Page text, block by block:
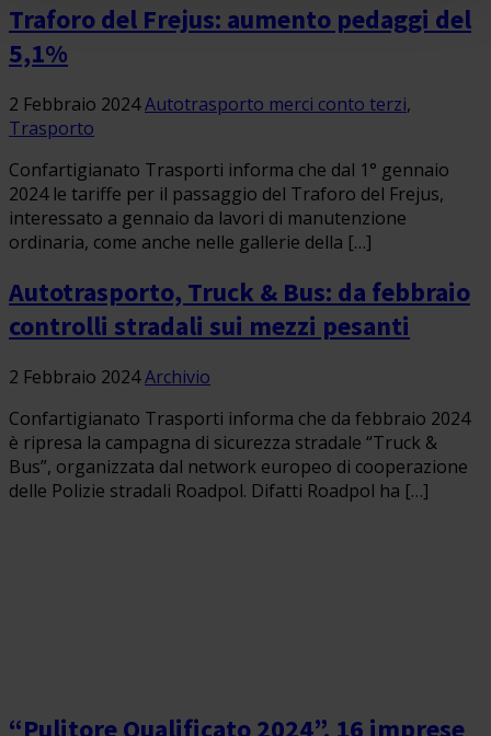
Traforo del Frejus: aumento pedaggi del
5,1%
2 Febbraio 2024Autotrasporto merci conto terzi,
Trasporto
Confartigianato Trasporti informa che dal 1° gennaio
2024 le tariffe per il passaggio del Traforo del Frejus,
interessato a gennaio da lavori di manutenzione
ordinaria, come anche nelle gallerie della […]
Autotrasporto, Truck & Bus: da febbraio
controlli stradali sui mezzi pesanti
2 Febbraio 2024Archivio
Confartigianato Trasporti informa che da febbraio 2024
è ripresa la campagna di sicurezza stradale “Truck &
Bus”, organizzata dal network europeo di cooperazione
delle Polizie stradali Roadpol. Difatti Roadpol ha […]
“Pulitore Qualificato 2024”. 16 imprese